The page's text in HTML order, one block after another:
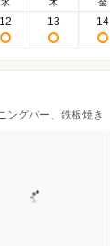
水
12
木
13
金
14
ングバー、鉄板焼き